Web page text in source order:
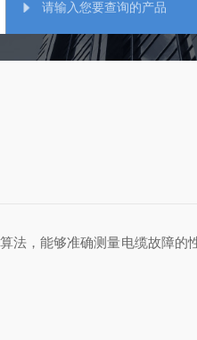
，能够准确测量电缆故障的